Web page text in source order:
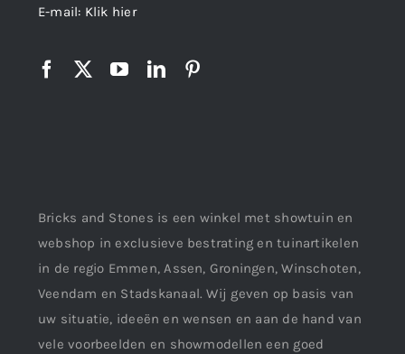
E-mail: Klik hier
Bricks and Stones is een winkel met showtuin en
webshop in exclusieve bestrating en tuinartikelen
in de regio Emmen, Assen, Groningen, Winschoten,
Veendam en Stadskanaal. Wij geven op basis van
uw situatie, ideeën en wensen en aan de hand van
vele voorbeelden en showmodellen een goed